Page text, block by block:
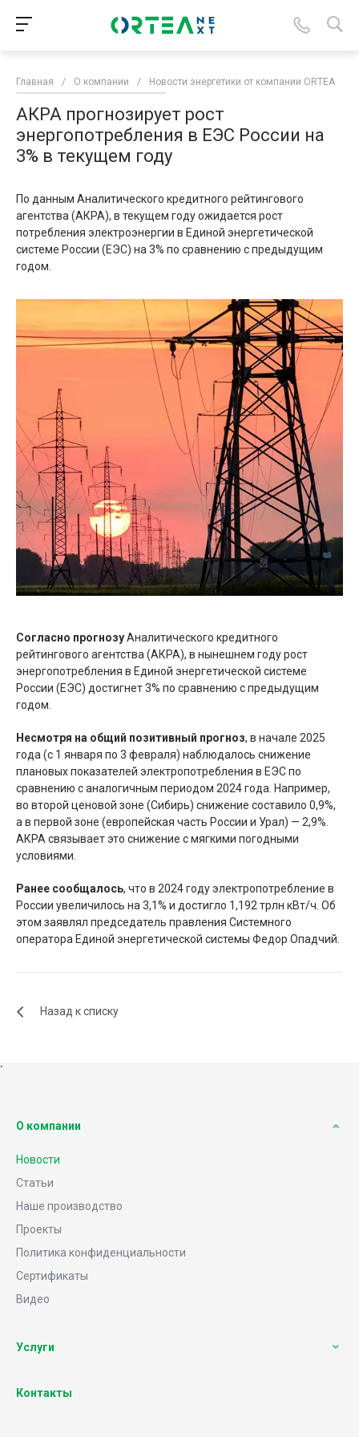
Главная / О компании / Новости энергетики от компании ORTEA
АКРА прогнозирует рост
энергопотребления в ЕЭС России на
3% в текущем году
По данным Аналитического кредитного рейтингового
агентства (АКРА), в текущем году ожидается рост
потребления электроэнергии в Единой энергетической
системе России (ЕЭС) на 3% по сравнению с предыдущим
годом.
Согласно прогнозуАналитического кредитного
рейтингового агентства (АКРА), в нынешнем году рост
энергопотребления в Единой энергетической системе
России (ЕЭС) достигнет 3% по сравнению с предыдущим
годом.
Несмотря на общий позитивный прогноз, в начале 2025
года (с 1 января по 3 февраля) наблюдалось снижение
плановых показателей электропотребления в ЕЭС по
сравнению с аналогичным периодом 2024 года. Например,
во второй ценовой зоне (Сибирь) снижение составило 0,9%,
а в первой зоне (европейская часть России и Урал) — 2,9%.
АКРА связывает это снижение с мягкими погодными
условиями.
Ранее сообщалось, что в 2024 году электропотребление в
России увеличилось на 3,1% и достигло 1,192 трлн кВт/ч. Об
этом заявлял председатель правления Системного
оператора Единой энергетической системы Федор Опадчий.
Назад к списку
`
О компании
Новости
Статьи
Наше производство
Проекты
Политика конфиденциальности
Сертификаты
Видео
Услуги
Контакты